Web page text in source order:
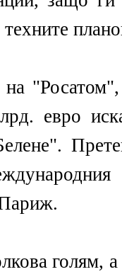
"Росатом",
евро
голям,